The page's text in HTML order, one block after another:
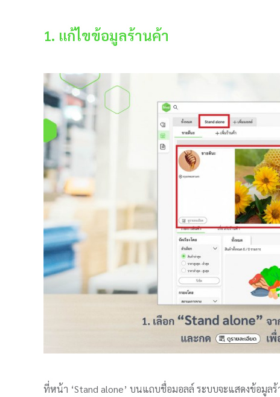
1. แก้ไขข้อมูลร้านค้า
ที่หน้า ‘Stand alone’ บนแถบชื่อมอลล์ ระบบจะแสดงข้อมูล